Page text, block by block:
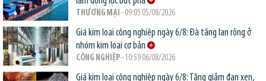
THƯƠNG MẠI - 09:05 05/08/2026
Giá kim loại công nghiệp ngày 6/8: Đà tăng lan rộng ở
nhóm kim loại cơ bản
CÔNG NGHIỆP- 10:59 06/08/2026
Giá kim loại công nghiệp ngày 6/8: Tăng giảm đan xen,